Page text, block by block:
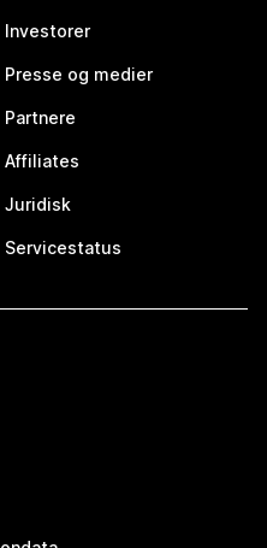
Investorer
Presse og medier
Partnere
Affiliates
Juridisk
Servicestatus